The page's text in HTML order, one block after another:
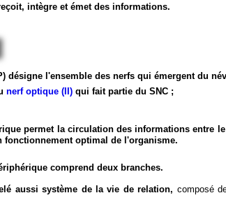
intègre et émet des informations.
désigne l'ensemble des nerfs qui émergent du
nerf optique (II) qui fait partie du SNC ;
permet la circulation des informations entre
fonctionnement optimal de l'organisme.
comprend deux branches.
aussi système de la vie de relation, composé